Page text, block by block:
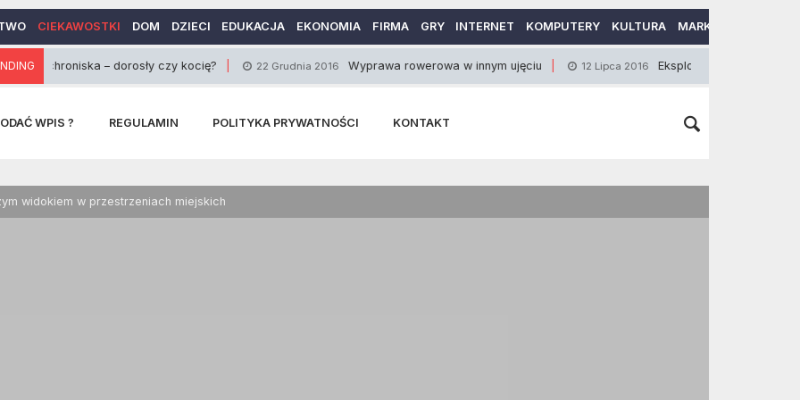
CIEKAWOSTKI DOM DZIECI EDUKACJA EKONOMIA FIRMA GRY INTERNET KOMPUTERY KULTURA MARKETING
– dorosły czy kocię? 22 Grudnia 2016 Wyprawa rowerowa w innym ujęciu 12 Lipca 2016 Eksploatacja rowerów
WPIS ? REGULAMIN POLITYKA PRYWATNOŚCI KONTAKT
widokiem w przestrzeniach miejskich